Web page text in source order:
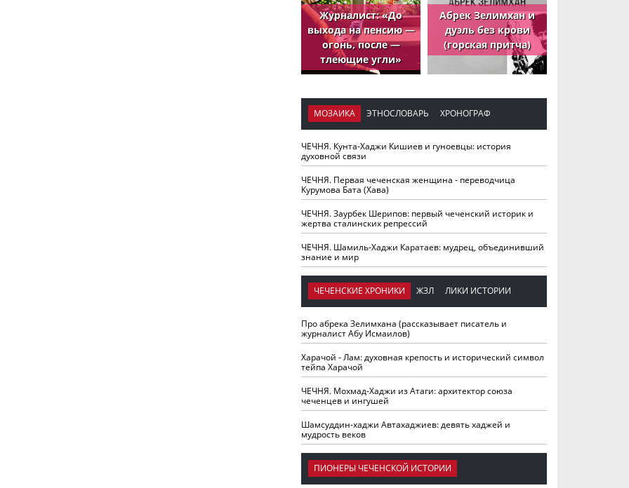
Журналист: «До
выхода на пенсию —
огонь, после —
тлеющие угли»
Абрек Зелимхан и
дуэль без крови
(горская притча)
МОЗАИКА ЭТНОСЛОВАРЬ ХРОНОГРАФ
ЧЕЧНЯ. Кунта-Хаджи Кишиев и гуноевцы: история
духовной связи
ЧЕЧНЯ. Первая чеченская женщина - переводчица
Курумова Бата (Хава)
ЧЕЧНЯ. Заурбек Шерипов: первый чеченский историк и
жертва сталинских репрессий
ЧЕЧНЯ. Шамиль-Хаджи Каратаев: мудрец, объединивший
знание и мир
ЧЕЧЕНСКИЕ ХРОНИКИ ЖЗЛ ЛИКИ ИСТОРИИ
Про абрека Зелимхана (рассказывает писатель и
журналист Абу Исмаилов)
Харачой - Лам: духовная крепость и исторический символ
тейпа Харачой
ЧЕЧНЯ. Мохмад-Хаджи из Атаги: архитектор союза
чеченцев и ингушей
Шамсуддин-хаджи Автахаджиев: девять хаджей и
мудрость веков
ПИОНЕРЫ ЧЕЧЕНСКОЙ ИСТОРИИ